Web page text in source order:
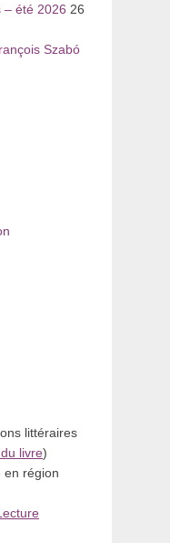
– été 2026 26
Szabó
littéraires
livre)
en région